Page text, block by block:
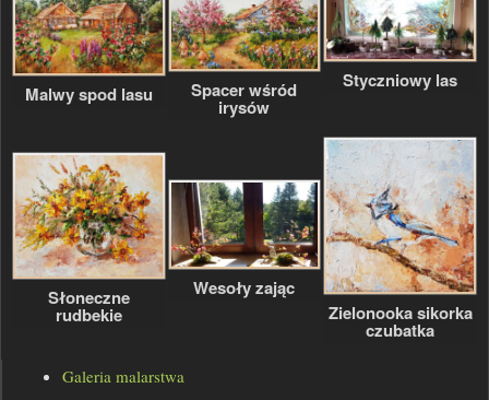
Malwy spod lasu Spacer wśród
irysów
Styczniowy las
Słoneczne
rudbekie
Wesoły zając
Zielonooka sikorka
czubatka
Galeria malarstwa